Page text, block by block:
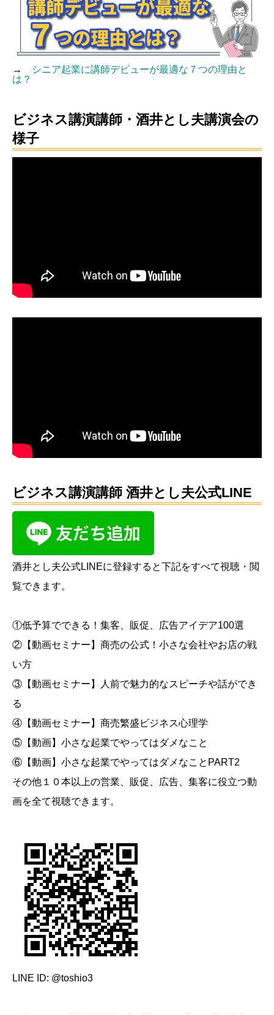
→
シニア起業に講師デビューが最適な７つの理由と
は？
ビジネス講演講師・酒井とし夫講演会の
様子
ビジネス講演講師 酒井とし夫公式LINE
酒井とし夫公式LINEに登録すると下記をすべて視聴・閲
覧できます。
①低予算でできる！集客、販促、広告アイデア100選
②【動画セミナー】商売の公式！小さな会社やお店の戦
い方
③【動画セミナー】人前で魅力的なスピーチや話ができ
る
④【動画セミナー】商売繁盛ビジネス心理学
⑤【動画】小さな起業でやってはダメなこと
⑥【動画】小さな起業でやってはダメなことPART2
その他１０本以上の営業、販促、広告、集客に役立つ動
画を全て視聴できます。
LINE ID: @toshio3